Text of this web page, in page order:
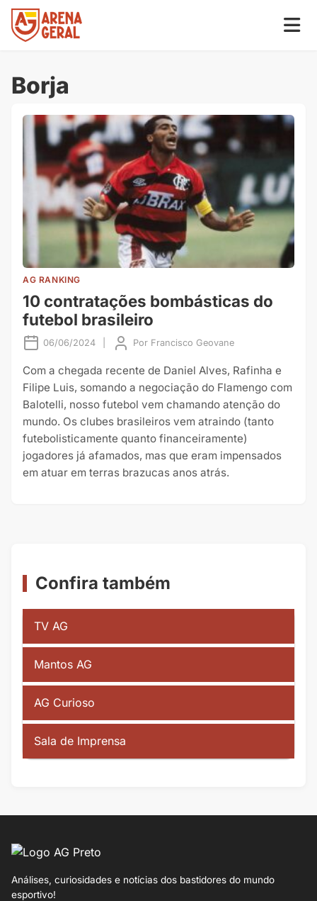
Borja
AG RANKING
10 contratações bombásticas do
futebol brasileiro
06/06/2024 Por Francisco Geovane
Com a chegada recente de Daniel Alves, Rafinha e
Filipe Luis, somando a negociação do Flamengo com
Balotelli, nosso futebol vem chamando atenção do
mundo. Os clubes brasileiros vem atraindo (tanto
futebolisticamente quanto financeiramente)
jogadores já afamados, mas que eram impensados
em atuar em terras brazucas anos atrás.
Confira também
TV AG
Mantos AG
AG Curioso
Sala de Imprensa
Análises, curiosidades e notícias dos bastidores do mundo
esportivo!